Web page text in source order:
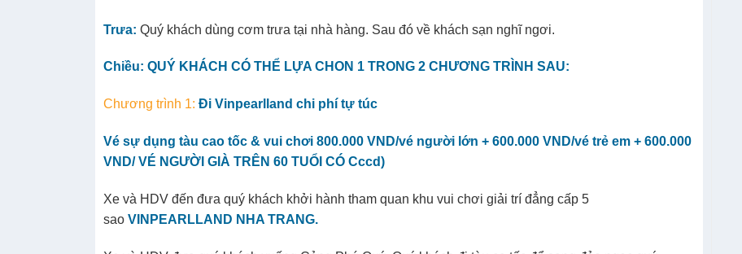
Trưa: Quý khách dùng cơm trưa tại nhà hàng. Sau đó về khách sạn nghĩ ngơi.
Chiều: QUÝ KHÁCH CÓ THỂ LỰA CHON 1 TRONG 2 CHƯƠNG TRÌNH SAU:
Chương trình 1: Đi Vinpearlland chi phí tự túc
Vé sự dụng tàu cao tốc & vui chơi 800.000 VND/vé người lớn + 600.000 VND/vé trẻ em + 600.000
VND/ VÉ NGƯỜI GIÀ TRÊN 60 TUỔI CÓ Cccd)
Xe và HDV đến đưa quý khách khởi hành tham quan khu vui chơi giải trí đẳng cấp 5
saoVINPEARLLAND NHA TRANG.